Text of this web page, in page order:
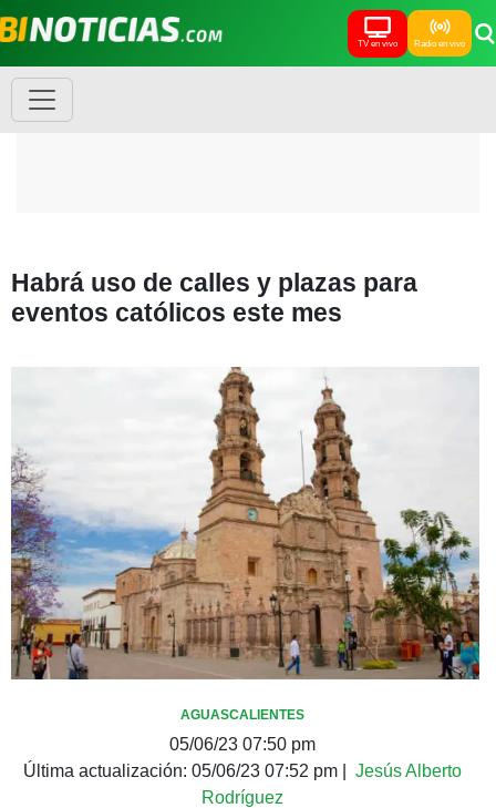
TV en vivo Radio en vivo
Habrá uso de calles y plazas para
eventos católicos este mes
AGUASCALIENTES
05/06/23 07:50 pm
Última actualización: 05/06/23 07:52 pm
Jesús Alberto
Rodríguez